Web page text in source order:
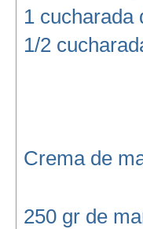
1 cucharada
1/2
Crema de
250 gr de